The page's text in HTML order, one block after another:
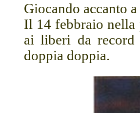
Giocando accanto a
Il 14 febbraio nella
ai liberi da record
doppia doppia.